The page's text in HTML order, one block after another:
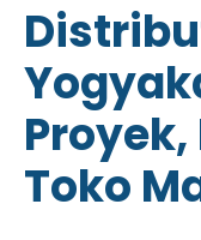
Toko